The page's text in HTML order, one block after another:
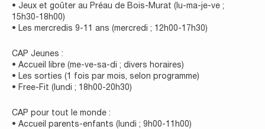
• Jeux et goûter au Préau de Bois-Murat (lu-ma-je-ve ;
15h30-18h00)
• Les mercredis 9-11 ans (mercredi ; 12h00-17h30)
CAP Jeunes :
• Accueil libre (me-ve-sa-di ; divers horaires)
• Les sorties (1 fois par mois, selon programme)
• Free-Fit (lundi ; 18h00-20h30)
CAP pour tout le monde :
• Accueil parents-enfants (lundi ; 9h00-11h00)